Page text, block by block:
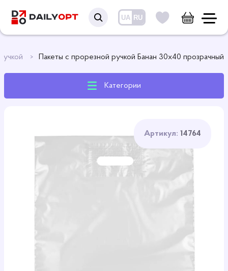
UA RU
Пакеты с прорезной ручкой Банан 30х40 прозрачный
Категории
Артикул: 14764